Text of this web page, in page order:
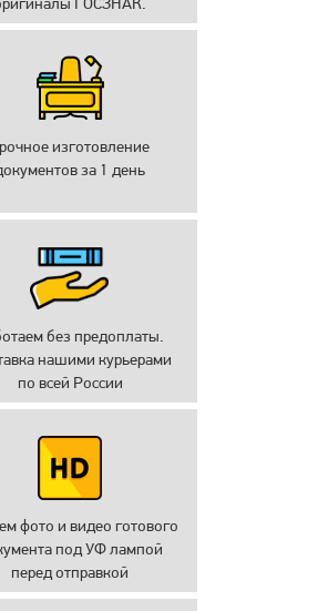
изготовление
за 1 день
без предоплаты.
нашими курьерами
по всей России
фото и видео готового
под УФ лампой
перед отправкой